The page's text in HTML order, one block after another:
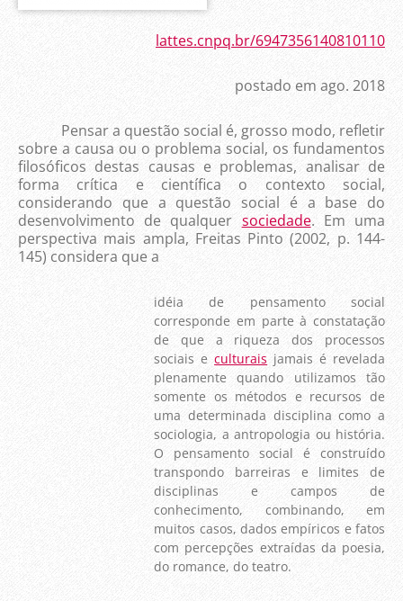
lattes.cnpq.br/6947356140810110
postado em ago. 2018
Pensar a questão social é, grosso modo, refletir
sobre a causa ou o problema social, os fundamentos
filosóficos destas causas e problemas, analisar de
forma crítica e científica o contexto social,
considerando que a questão social é a base do
desenvolvimento de qualquer sociedade. Em uma
perspectiva mais ampla, Freitas Pinto (2002, p. 144-
145) considera que a
idéia de pensamento social
corresponde em parte à constatação
de que a riqueza dos processos
sociais eculturais jamais é revelada
plenamente quando utilizamos tão
somente os métodos e recursos de
uma determinada disciplina como a
sociologia, a antropologia ou história.
O pensamento social é construído
transpondo barreiras e limites de
disciplinas e campos de
conhecimento, combinando, em
muitos casos, dados empíricos e fatos
com percepções extraídas da poesia,
do romance, do teatro.